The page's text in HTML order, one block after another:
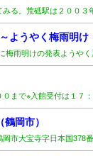
ようやく梅雨明け
岡市）